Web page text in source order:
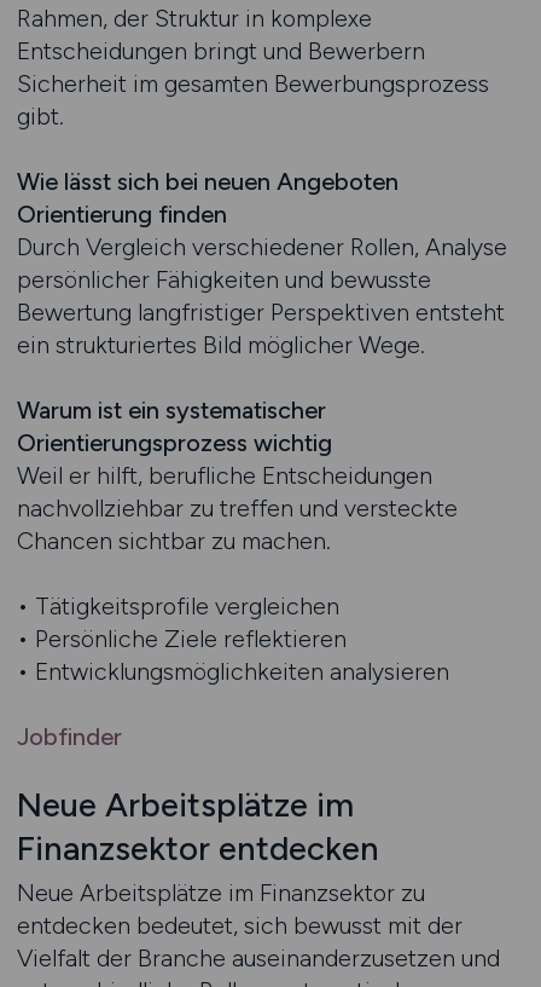
Rahmen, der Struktur in komplexe
Entscheidungen bringt und Bewerbern
Sicherheit im gesamten Bewerbungsprozess
gibt.
Wie lässt sich bei neuen Angeboten
Orientierung finden
Durch Vergleich verschiedener Rollen, Analyse
persönlicher Fähigkeiten und bewusste
Bewertung langfristiger Perspektiven entsteht
ein strukturiertes Bild möglicher Wege.
Warum ist ein systematischer
Orientierungsprozess wichtig
Weil er hilft, berufliche Entscheidungen
nachvollziehbar zu treffen und versteckte
Chancen sichtbar zu machen.
• Tätigkeitsprofile vergleichen
• Persönliche Ziele reflektieren
• Entwicklungsmöglichkeiten analysieren
Jobfinder
Neue Arbeitsplätze im
Finanzsektor entdecken
Neue Arbeitsplätze im Finanzsektor zu
entdecken bedeutet, sich bewusst mit der
Vielfalt der Branche auseinanderzusetzen und